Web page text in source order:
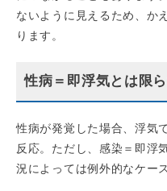
ないように見えるため、か
ります。
性病＝即浮気とは限
性病が発覚した場合、浮気
反応。ただし、感染＝即浮
況によっては例外的なケー